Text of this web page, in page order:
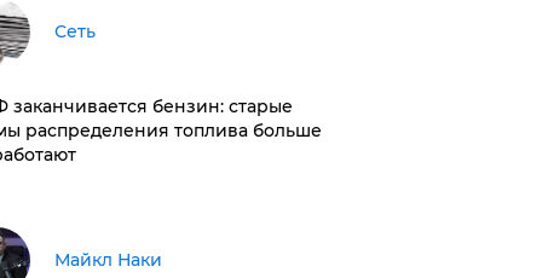
Сеть
заканчивается бензин: старые
распределения топлива больше
Майкл Наки